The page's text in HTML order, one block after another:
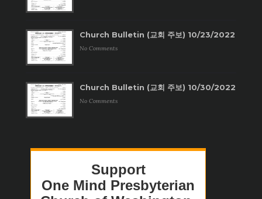
Church Bulletin (교회 주보) 10/23/2022
No Comments
Church Bulletin (교회 주보) 10/30/2022
No Comments